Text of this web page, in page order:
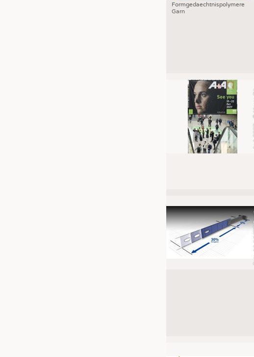
Formgedaechtnispolymere
Garn